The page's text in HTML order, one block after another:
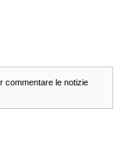
commentare le notizie